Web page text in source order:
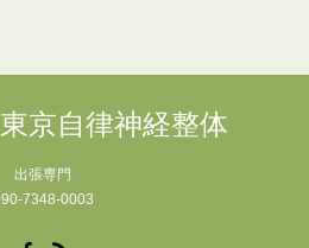
京自律神経整体
出張専門
7348-0003